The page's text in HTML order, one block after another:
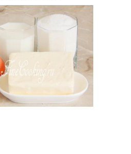
Тональный крем
Сливочный крем